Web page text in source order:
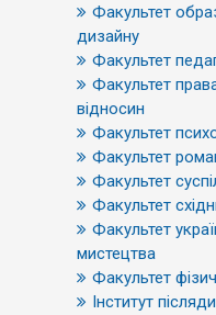
Факультет
дизайну
Факультет
Факультет
відносин
Факультет
Факультет
Факультет
Факультет
Факультет
мистецтва
Факультет
Інститут